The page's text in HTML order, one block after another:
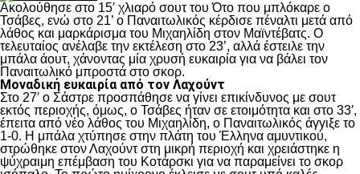
Ακολούθησε στο 15′ χλιαρό σουτ του Ότο που μπλόκαρε ο
Τσάβες, ενώ στο 21’ ο Παναιτωλικός κέρδισε πέναλτι μετά από
λάθος και μαρκάρισμα του Μιχαηλίδη στον Μαϊντέβατς. Ο
τελευταίος ανέλαβε την εκτέλεση στο 23’, αλλά έστειλε την
μπάλα άουτ, χάνοντας μία χρυσή ευκαιρία για να βάλει τον
Παναιτωλικό μπροστά στο σκορ.
Μοναδική ευκαιρία από τον Λαχούντ
Στο 27′ ο Σάστρε προσπάθησε να γίνει επικίνδυνος με σουτ
εκτός περιοχής, όμως, ο Τσάβες ήταν σε ετοιμότητα και στο 33′,
έπειτα από νέο λάθος του Μιχαηλίδη, ο Παναιτωλικός άγγιξε το
1-0. Η μπάλα χτύπησε στην πλάτη του Έλληνα αμυντικού,
στρώθηκε στον Λαχούντ στη μικρή περιοχή και χρειάστηκε η
ψύχραιμη επέμβαση του Κοτάρσκι για να παραμείνει το σκορ